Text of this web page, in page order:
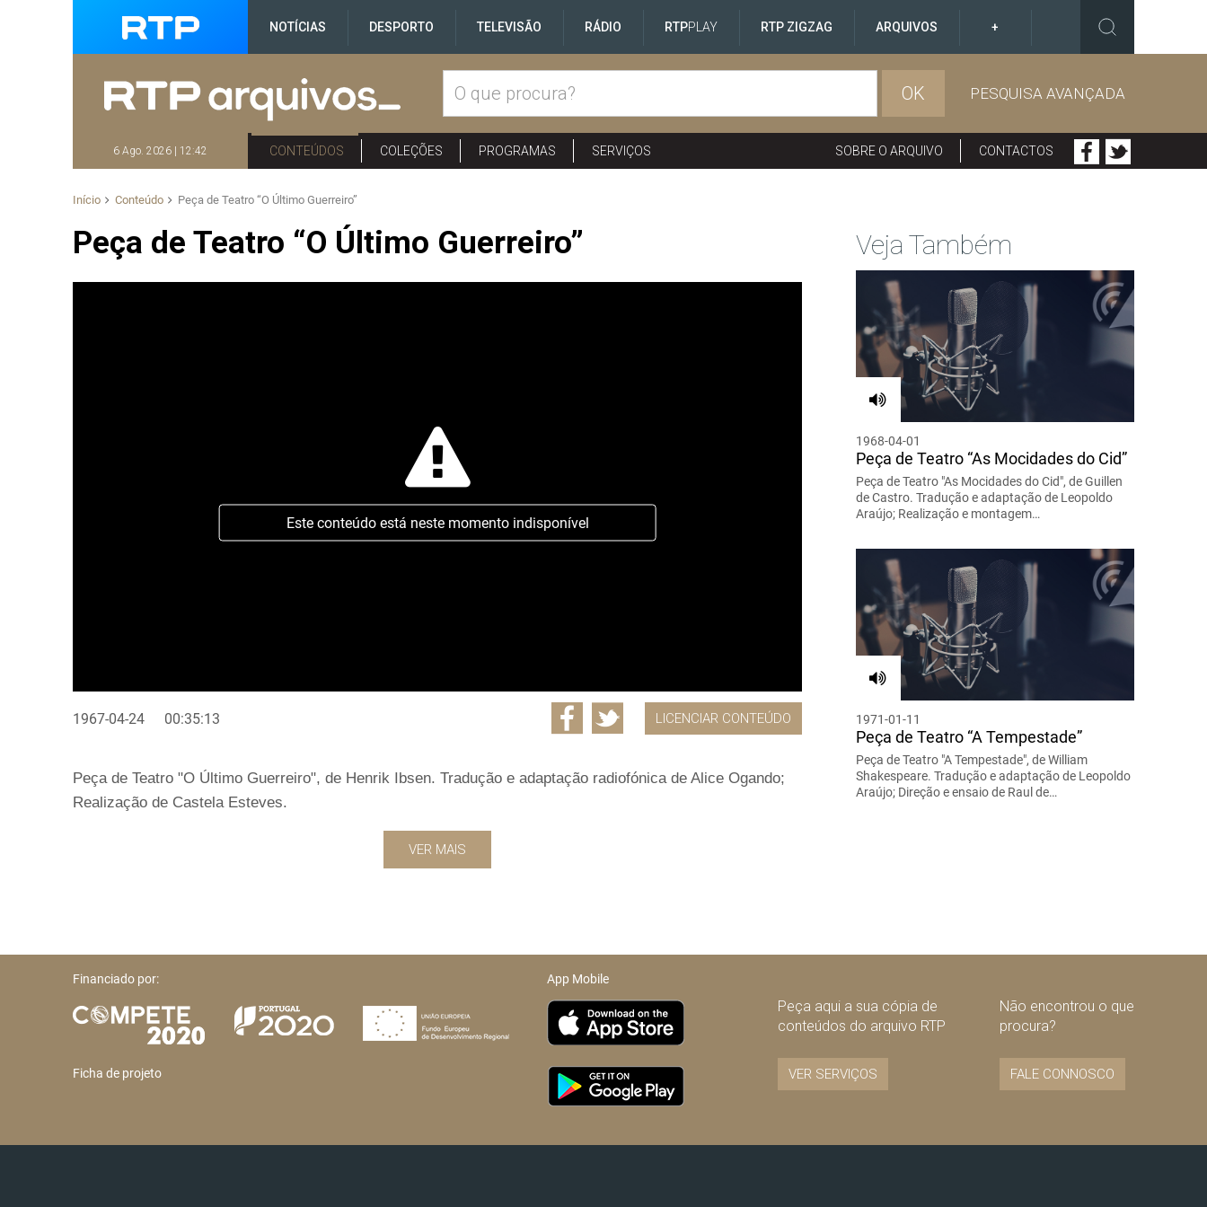
NOTÍCIAS DESPORTO TELEVISÃO RÁDIO RTPPLAY RTP ZIGZAG ARQUIVOS +
OK PESQUISA AVANÇADA
6 Ago. 2026 | 12:42 CONTEÚDOS COLEÇÕES PROGRAMAS SERVIÇOS SOBRE O ARQUIVO CONTACTOS
Início Conteúdo Peça de Teatro “O Último Guerreiro”
Peça de Teatro “O Último Guerreiro”
Este conteúdo está neste momento indisponível
1967-04-24 00:35:13 LICENCIAR CONTEÚDO
Peça de Teatro "O Último Guerreiro", de Henrik Ibsen. Tradução e adaptação radiofónica de Alice Ogando;
Realização de Castela Esteves.
VER MAIS
Veja Também
1968-04-01
Peça de Teatro “As Mocidades do Cid”
Peça de Teatro "As Mocidades do Cid", de Guillen
de Castro. Tradução e adaptação de Leopoldo
Araújo; Realização e montagem…
1971-01-11
Peça de Teatro “A Tempestade”
Peça de Teatro "A Tempestade", de William
Shakespeare. Tradução e adaptação de Leopoldo
Araújo; Direção e ensaio de Raul de…
Financiado por:
Ficha de projeto
App Mobile
Peça aqui a sua cópia de
conteúdos do arquivo RTP
VER SERVIÇOS
Não encontrou o que
procura?
FALE CONNOSCO